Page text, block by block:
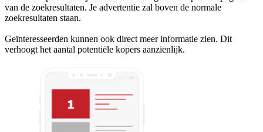
van de zoekresultaten. Je advertentie zal boven de normale
zoekresultaten staan.
Geïnteresseerden kunnen ook direct meer informatie zien. Dit
verhoogt het aantal potentiële kopers aanzienlijk.